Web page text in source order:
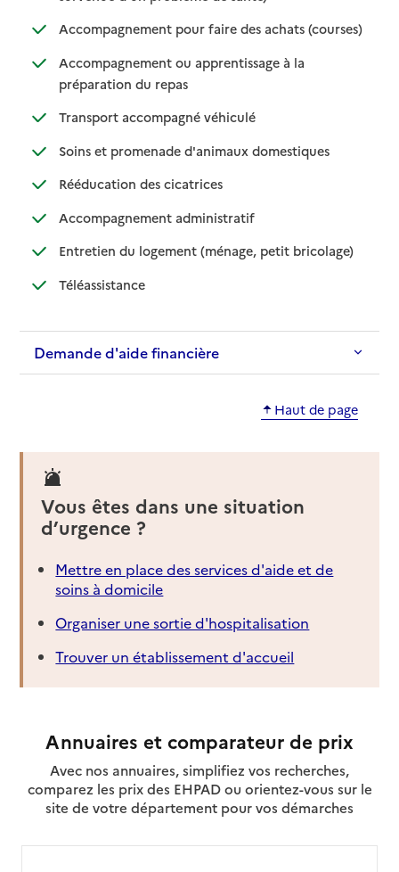
Accompagnement pour faire des achats (courses)
:
: non
Accompagnement ou apprentissage à la
préparation du repas: disponible
: non disponible
Transport accompagné véhiculé: disponible
: non disponible
Soins et promenade d'animaux domestiques: disponible
: non
Rééducation des cicatrices: disponible
: non disponible
Accompagnement administratif: disponible
: non disponible
Entretien du logement (ménage, petit bricolage): disponible
: non
Téléassistance: disponible
: non disponible
Demande d'aide financière
Haut de page
Vous êtes dans une situation
d’urgence ?
Mettre en place des services d'aide et de
soins à domicile
Organiser une sortie d'hospitalisation
Trouver un établissement d'accueil
Annuaires et comparateur de prix
Avec nos annuaires, simplifiez vos recherches,
comparez les prix des EHPAD ou orientez-vous sur le
site de votre département pour vos démarches